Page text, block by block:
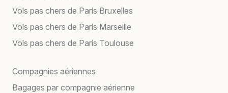
Vols pas chers de Paris Bruxelles
Vols pas chers de Paris Marseille
Vols pas chers de Paris Toulouse
Compagnies aériennes
Bagages par compagnie aérienne